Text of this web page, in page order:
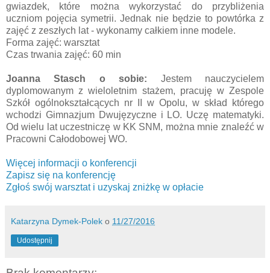
gwiazdek, które można wykorzystać do przybliżenia
uczniom pojęcia symetrii. Jednak nie będzie to powtórka z
zajęć z zeszłych lat - wykonamy całkiem inne modele.
Forma zajęć: warsztat
Czas trwania zajęć: 60 min
Joanna Stasch o sobie: Jestem nauczycielem
dyplomowanym z wieloletnim stażem, pracuję w Zespole
Szkół ogólnokształcących nr II w Opolu, w skład którego
wchodzi Gimnazjum Dwujęzyczne i LO. Uczę matematyki.
Od wielu lat uczestniczę w KK SNM, można mnie znaleźć w
Pracowni Całodobowej WO.
Więcej informacji o konferencji
Zapisz się na konferencję
Zgłoś swój warsztat i uzyskaj zniżkę w opłacie
Katarzyna Dymek-Polek o 11/27/2016
Udostępnij